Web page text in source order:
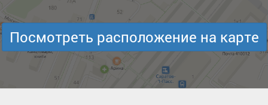
Посмотреть расположение на карте